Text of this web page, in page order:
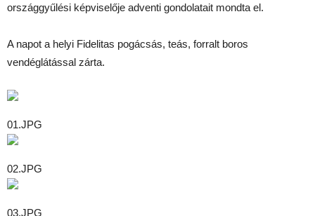
országgyűlési képviselője adventi gondolatait mondta el.
A napot a helyi Fidelitas pogácsás, teás, forralt boros
vendéglátással zárta.
01.JPG
02.JPG
03.JPG